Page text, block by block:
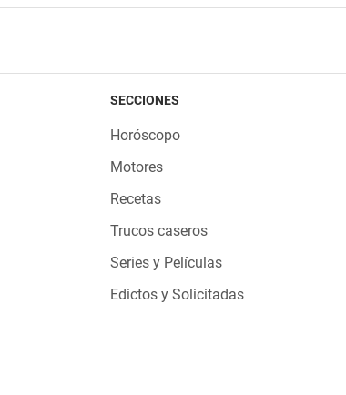
SECCIONES
Horóscopo
Motores
Recetas
Trucos caseros
Series y Películas
Edictos y Solicitadas